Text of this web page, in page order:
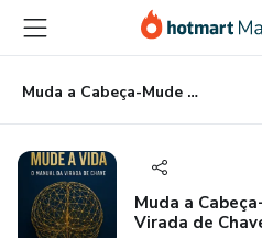
para
conteúdo
principal
para
pagamento
para
rodapé
Muda a Cabeça-Mude a Vida O Manual da Virada de Chave
Muda a
Virada de